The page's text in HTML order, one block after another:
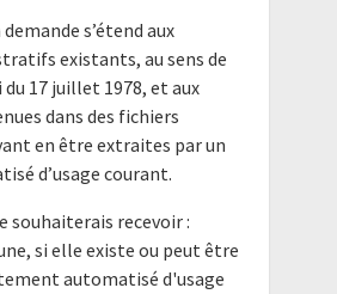
s’étend aux
existants, au sens de
17 juillet 1978, et aux
dans des fichiers
en être extraites par un
d’usage courant.
souhaiterais recevoir :
si elle existe ou peut être
automatisé d'usage